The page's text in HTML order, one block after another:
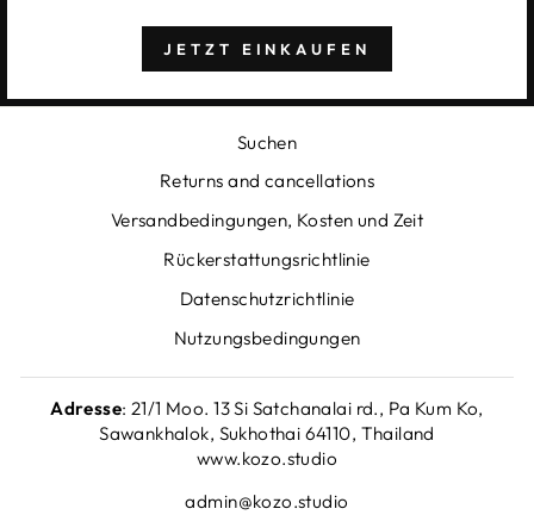
JETZT EINKAUFEN
Suchen
Returns and cancellations
Versandbedingungen, Kosten und Zeit
Rückerstattungsrichtlinie
Datenschutzrichtlinie
Nutzungsbedingungen
Adresse: 21/1 Moo. 13 Si Satchanalai rd., Pa Kum Ko,
Sawankhalok, Sukhothai 64110, Thailand
www.kozo.studio
admin@kozo.studio